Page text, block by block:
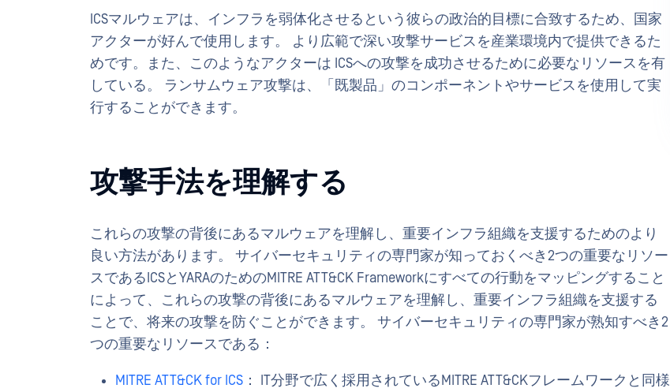
ICSマルウェアは、インフラを弱体化させるという彼らの政治的目標に合致するため、国家
アクターが好んで使用します。 より広範で深い攻撃サービスを産業環境内で提供できるた
めです。また、このようなアクターは ICSへの攻撃を成功させるために必要なリソースを有
している。 ランサムウェア攻撃は、「既製品」のコンポーネントやサービスを使用して実
行することができます。
攻撃手法を理解する
これらの攻撃の背後にあるマルウェアを理解し、重要インフラ組織を支援するためのより
良い方法があります。 サイバーセキュリティの専門家が知っておくべき2つの重要なリソー
スであるICSとYARAのためのMITRE ATT&CK Frameworkにすべての行動をマッピングすること
によって、これらの攻撃の背後にあるマルウェアを理解し、重要インフラ組織を支援する
ことで、将来の攻撃を防ぐことができます。 サイバーセキュリティの専門家が熟知すべき2
つの重要なリソースである：
MITRE ATT&CK for ICS ： IT分野で広く採用されているMITRE ATT&CKフレームワークと同様